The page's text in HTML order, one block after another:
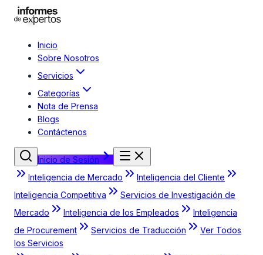
Inicio
Sobre Nosotros
Servicios
Categorías
Nota de Prensa
Blogs
Contáctenos
Inicio de Sesión
Inteligencia de Mercado
Inteligencia del Cliente
Inteligencia Competitiva
Servicios de Investigación de
Mercado
Inteligencia de los Empleados
Inteligencia
de Procurement
Servicios de Traducción
Ver Todos
los Servicios